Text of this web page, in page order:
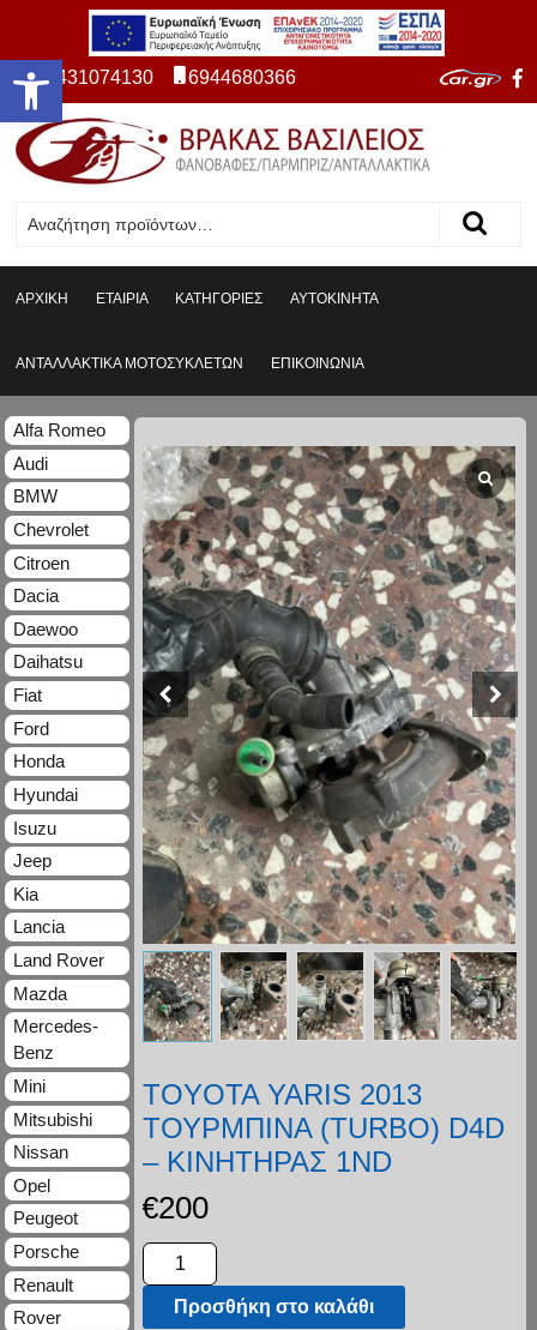
Ανοίξτε τη γραμμή εργαλείων 2431074130 6944680366
ΑΡΧΙΚΗ ΕΤΑΙΡΙΑ ΚΑΤΗΓΟΡΙΕΣ ΑΥΤΟΚΙΝΗΤΑ
ΑΝΤΑΛΛΑΚΤΙΚΑ ΜΟΤΟΣΥΚΛΕΤΩΝ ΕΠΙΚΟΙΝΩΝΙΑ
TOYOTA YARIS 2013
ΤΟΥΡΜΠΙΝΑ (TURBO) D4D
– ΚΙΝΗΤΗΡΑΣ 1ND
€200
Προσθήκη στο καλάθι
Alfa Romeo
Audi
BMW
Chevrolet
Citroen
Dacia
Daewoo
Daihatsu
Fiat
Ford
Honda
Hyundai
Isuzu
Jeep
Kia
Lancia
Land Rover
Mazda
Mercedes-
Benz
Mini
Mitsubishi
Nissan
Opel
Peugeot
Porsche
Renault
Rover